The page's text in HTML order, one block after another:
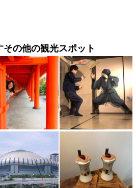
その他の観光スポット